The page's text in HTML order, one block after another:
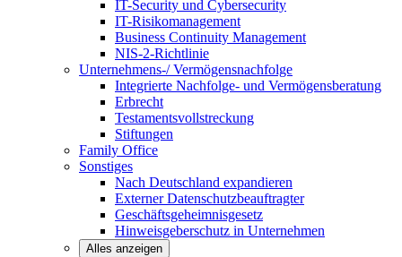
IT-Security und Cybersecurity
IT-Risikomanagement
Business Continuity Management
NIS-2-Richtlinie
Unternehmens-/Vermögensnachfolge
Integrierte Nachfolge- und Vermögensberatung
Erbrecht
Testamentsvollstreckung
Stiftungen
Family Office
Sonstiges
Nach Deutschland expandieren
Externer Datenschutzbeauftragter
Geschäftsgeheimnisgesetz
Hinweisgeberschutz in Unternehmen
Alles anzeigen